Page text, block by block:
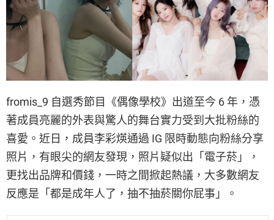
fromis_9 自選秀節目《偶像學校》出道至今 6 年，憑
著成員亮麗的外表與驚人的舞台實力受到大批粉絲的
喜愛。近日，成員李彩煐通過 IG 限時動態向粉絲分享
照片，有眼尖的網友發現，照片疑似出「電子菸」，
更找出品牌和價錢，一時之間掀起熱議，大多數網友
反應是「都是成年人了，抽不抽菸關你屁事」。